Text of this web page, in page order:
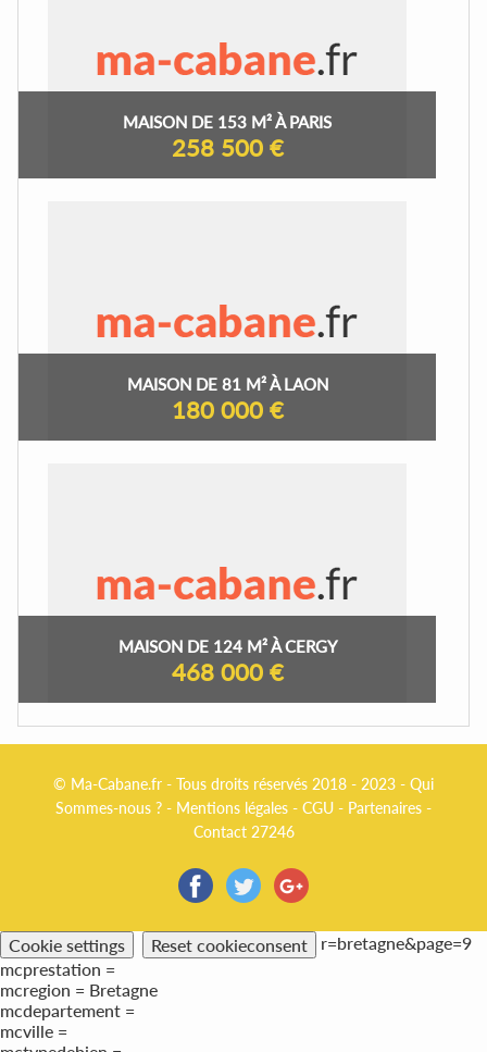
MAISON DE 153 M² À PARIS
258 500 €
MAISON DE 81 M² À LAON
180 000 €
MAISON DE 124 M² À CERGY
468 000 €
© Ma-Cabane.fr - Tous droits réservés 2018 - 2023 - Qui
Sommes-nous ? - Mentions légales - CGU - Partenaires -
Contact 27246
Cookie settings Reset cookieconsent
r=bretagne&page=9
mcprestation =
mcregion = Bretagne
mcdepartement =
mcville =